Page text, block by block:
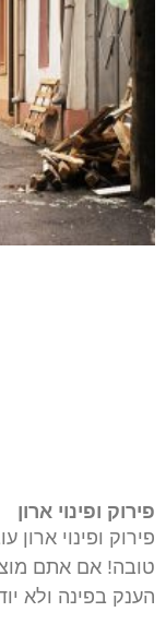
פירוק ופינוי ארון
פירוק ופינוי
טובה! אם אתם
הענק בפינה ולא